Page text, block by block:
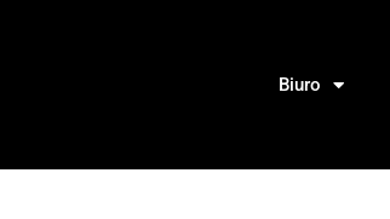
Biuro